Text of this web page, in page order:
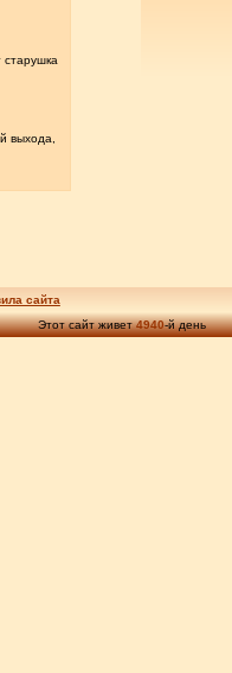
старушка
выхода,
сайта
Этот сайт живет4940-й день